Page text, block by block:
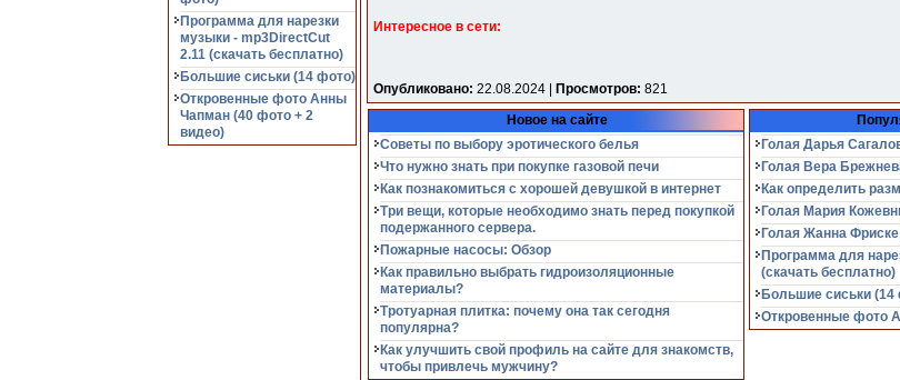
Программа для нарезки
музыки - mp3DirectCut
2.11 (cкачать бесплатно)
Большие сиськи (14 фото)
Откровенные фото Анны
Чапман (40 фото + 2
видео)
Интересное в сети:
Опубликовано: 22.08.2024 | Просмотров: 821
Новое на сайте
Советы по выбору эротического белья
Что нужно знать при покупке газовой печи
Как познакомиться с хорошей девушкой в интернет
Три вещи, которые необходимо знать перед покупкой
подержанного сервера.
Пожарные насосы: Обзор
Как правильно выбрать гидроизоляционные
материалы?
Тротуарная плитка: почему она так сегодня
популярна?
Как улучшить свой профиль на сайте для знакомств,
чтобы привлечь мужчину?
Голая Дарья
Голая Вера
Как определить
Голая Мария
Голая Жанна
Программа для
(cкачать бесплатно)
Большие сиськи (14
Откровенные фото